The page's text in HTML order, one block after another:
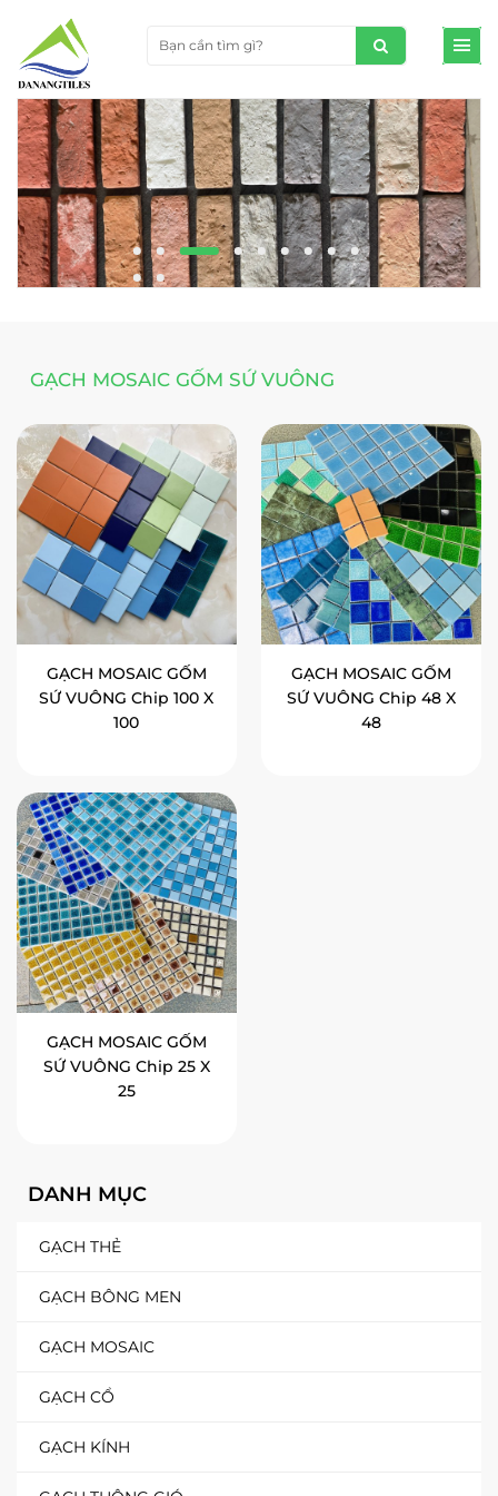
DANH MỤC
GẠCH THẺ
GẠCH BÔNG MEN
GẠCH MOSAIC
GẠCH CỔ
GẠCH KÍNH
GẠCH MOSAIC GỐM SỨ VUÔNG
GẠCH MOSAIC GỐM
SỨ VUÔNG Chip 100 X
100
GẠCH MOSAIC GỐM
SỨ VUÔNG Chip 48 X
48
GẠCH MOSAIC GỐM
SỨ VUÔNG Chip 25 X
25